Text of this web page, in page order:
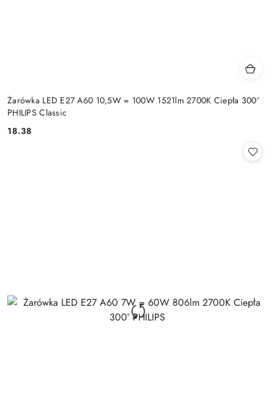
Żarówka LED E27 A60 10,5W = 100W 1521lm 2700K Ciepła 300°
PHILIPS Classic
Cena:
18.38